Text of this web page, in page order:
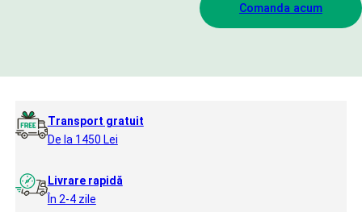
Comanda acum
Transport gratuit
De la 1450 Lei
Livrare rapidă
În 2-4 zile